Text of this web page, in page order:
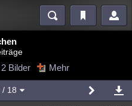
Videos
2 Bilder Mehr
/ 18